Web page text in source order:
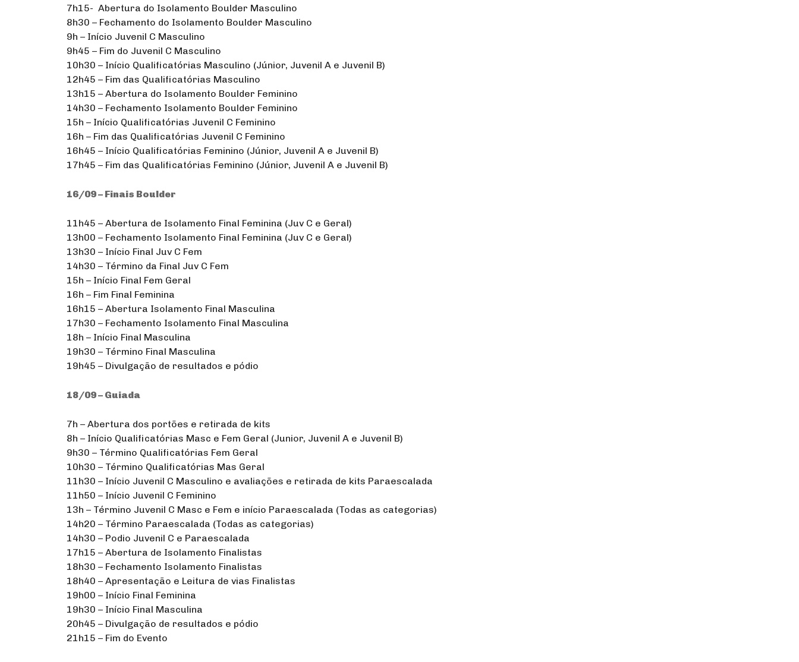
7h15- Abertura do Isolamento Boulder Masculino
8h30 – Fechamento do Isolamento Boulder Masculino
9h – Início Juvenil C Masculino
9h45 – Fim do Juvenil C Masculino
10h30 – Início Qualificatórias Masculino (Júnior, Juvenil A e Juvenil B)
12h45 – Fim das Qualificatórias Masculino
13h15 – Abertura do Isolamento Boulder Feminino
14h30 – Fechamento Isolamento Boulder Feminino
15h – Início Qualificatórias Juvenil C Feminino
16h – Fim das Qualificatórias Juvenil C Feminino
16h45 – Início Qualificatórias Feminino (Júnior, Juvenil A e Juvenil B)
17h45 – Fim das Qualificatórias Feminino (Júnior, Juvenil A e Juvenil B)
16/09 – Finais Boulder
11h45 – Abertura de Isolamento Final Feminina (Juv C e Geral)
13h00 – Fechamento Isolamento Final Feminina (Juv C e Geral)
13h30 – Início Final Juv C Fem
14h30 – Término da Final Juv C Fem
15h – Início Final Fem Geral
16h – Fim Final Feminina
16h15 – Abertura Isolamento Final Masculina
17h30 – Fechamento Isolamento Final Masculina
18h – Início Final Masculina
19h30 – Término Final Masculina
19h45 – Divulgação de resultados e pódio
18/09 – Guiada
7h – Abertura dos portões e retirada de kits
8h – Início Qualificatórias Masc e Fem Geral (Junior, Juvenil A e Juvenil B)
9h30 – Término Qualificatórias Fem Geral
10h30 – Término Qualificatórias Mas Geral
11h30 – Início Juvenil C Masculino e avaliações e retirada de kits Paraescalada
11h50 – Início Juvenil C Feminino
13h – Término Juvenil C Masc e Fem e início Paraescalada (Todas as categorias)
14h20 – Término Paraescalada (Todas as categorias)
14h30 – Podio Juvenil C e Paraescalada
17h15 – Abertura de Isolamento Finalistas
18h30 – Fechamento Isolamento Finalistas
18h40 – Apresentação e Leitura de vias Finalistas
19h00 – Início Final Feminina
19h30 – Início Final Masculina
20h45 – Divulgação de resultados e pódio
21h15 – Fim do Evento